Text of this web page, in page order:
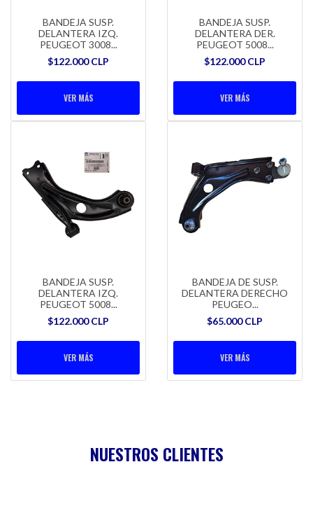
BANDEJA SUSP.
DELANTERA IZQ.
PEUGEOT 3008...
$122.000 CLP
VER MÁS
BANDEJA SUSP.
DELANTERA DER.
PEUGEOT 5008...
$122.000 CLP
VER MÁS
BANDEJA SUSP.
DELANTERA IZQ.
PEUGEOT 5008...
$122.000 CLP
VER MÁS
BANDEJA DE SUSP.
DELANTERA DERECHO
PEUGEO...
$65.000 CLP
VER MÁS
NUESTROS CLIENTES